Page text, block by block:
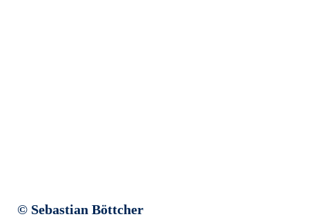
© Sebastian Böttcher